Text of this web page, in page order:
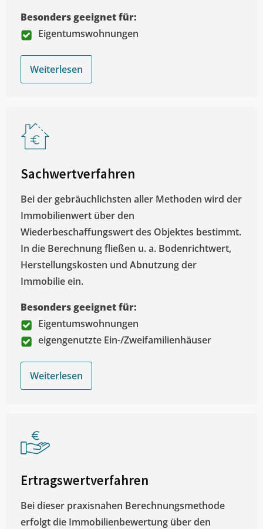
Besonders geeignet für:
Eigentumswohnungen
Weiterlesen
Sachwertverfahren
Bei der gebräuchlichsten aller Methoden wird der
Immobilienwert über den
Wiederbeschaffungswert des Objektes bestimmt.
In die Berechnung fließen u. a. Bodenrichtwert,
Herstellungskosten und Abnutzung der
Immobilie ein.
Besonders geeignet für:
Eigentumswohnungen
eigengenutzte Ein-/Zweifamilienhäuser
Weiterlesen
Ertragswertverfahren
Bei dieser praxisnahen Berechnungsmethode
erfolgt die Immobilienbewertung über den